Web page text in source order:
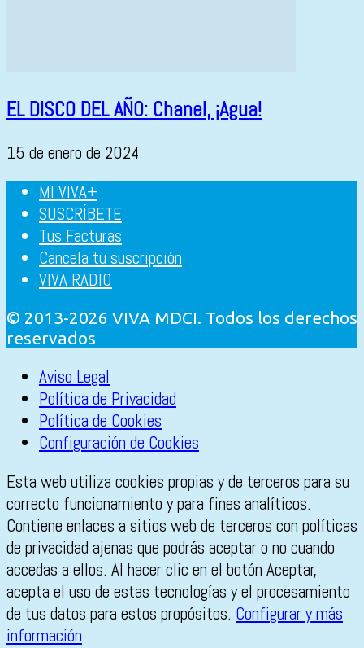
EL DISCO DEL AÑO: Chanel, ¡Agua!
15 de enero de 2024
MI VIVA+
SUSCRÍBETE
Tus Facturas
Cancela tu suscripción
VIVA RADIO
© 2013-2026 VIVA MDCI. Todos los derechos
reservados
Aviso Legal
Política de Privacidad
Política de Cookies
Configuración de Cookies
Esta web utiliza cookies propias y de terceros para su
correcto funcionamiento y para fines analíticos.
Contiene enlaces a sitios web de terceros con políticas
de privacidad ajenas que podrás aceptar o no cuando
accedas a ellos. Al hacer clic en el botón Aceptar,
acepta el uso de estas tecnologías y el procesamiento
de tus datos para estos propósitos. Configurar y más
información